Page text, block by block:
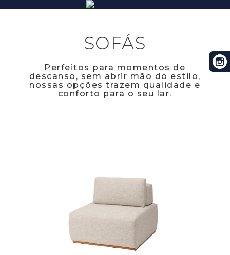
SOFÁS
Perfeitos para momentos de
descanso, sem abrir mão do estilo,
nossas opções trazem qualidade e
conforto para o seu lar.